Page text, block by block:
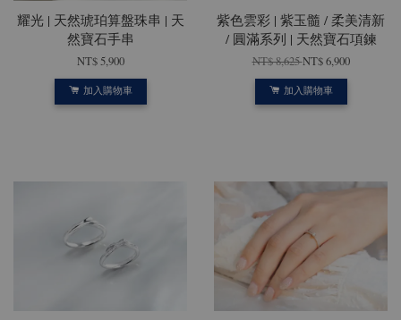
耀光 | 天然琥珀算盤珠串 | 天
然寶石手串
NT$ 5,900
加入購物車
紫色雲彩 | 紫玉髓 / 柔美清新
/ 圓滿系列 | 天然寶石項鍊
NT$ 8,625NT$ 6,900
加入購物車